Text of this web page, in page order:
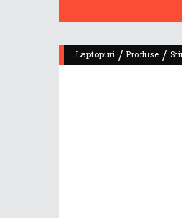
Laptopuri / Produse /